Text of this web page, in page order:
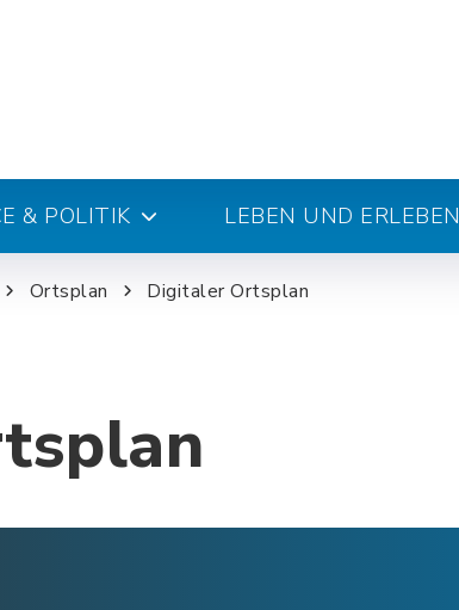
& POLITIK LEBEN UND ERLEBEN
Ortsplan Digitaler Ortsplan